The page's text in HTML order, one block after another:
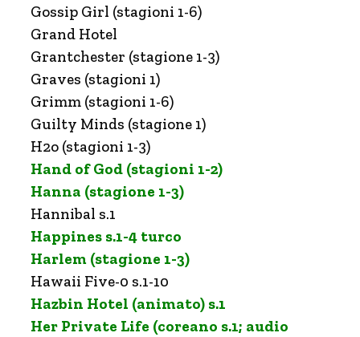
Gossip Girl (stagioni 1-6)
Grand Hotel
Grantchester (stagione 1-3)
Graves (stagioni 1)
Grimm (stagioni 1-6)
Guilty Minds (stagione 1)
H2o (stagioni 1-3)
Hand of God (stagioni 1-2)
Hanna (stagione 1-3)
Hannibal s.1
Happines s.1-4 turco
Harlem (stagione 1-3)
Hawaii Five-0 s.1-10
Hazbin Hotel (animato) s.1
Her Private Life (coreano s.1; audio